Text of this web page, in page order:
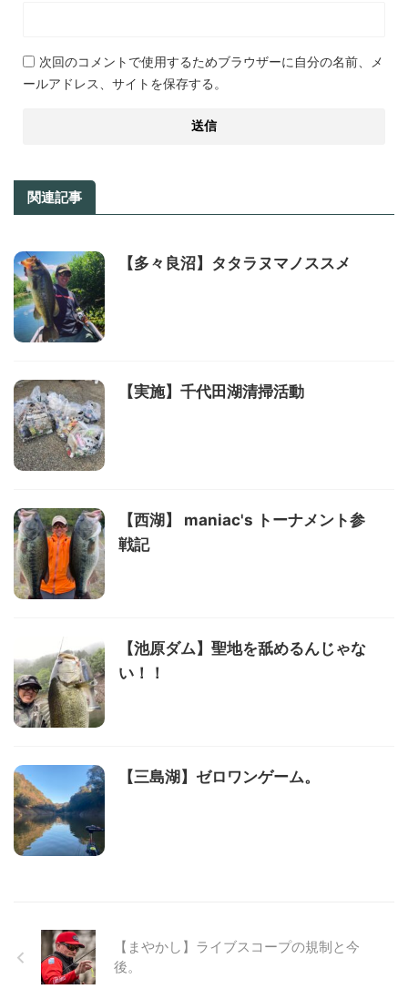
次回のコメントで使用するためブラウザーに自分の名前、メ
ールアドレス、サイトを保存する。
関連記事
【多々良沼】タタラヌマノススメ
【実施】千代田湖清掃活動
【西湖】 maniac's トーナメント参
戦記
【池原ダム】聖地を舐めるんじゃな
い！！
【三島湖】ゼロワンゲーム。
【まやかし】ライブスコープの規制と今
後。